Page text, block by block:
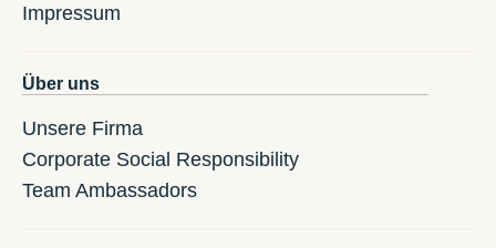
Impressum
Über uns
Unsere Firma
Corporate Social Responsibility
Team Ambassadors